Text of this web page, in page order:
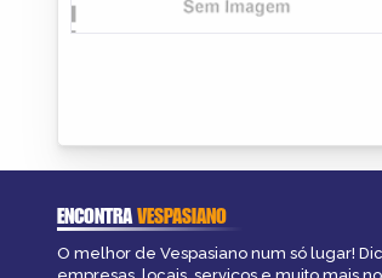
ENCONTRAVESPASIANO
O melhor de Vespasiano num só lugar!